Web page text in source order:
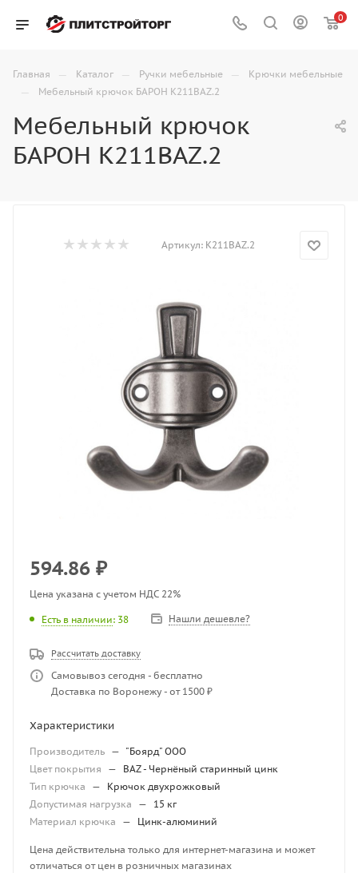
0
Главная — Каталог — Ручки мебельные — Крючки мебельные
— Мебельный крючок БАРОН K211BAZ.2
Мебельный крючок
БАРОН K211BAZ.2
Артикул: K211BAZ.2
594.86 ₽
Цена указана с учетом НДС 22%
Есть в наличии: 38 Нашли дешевле?
Рассчитать доставку
Самовывоз сегодня - бесплатно
Доставка по Воронежу - от 1500 ₽
Характеристики
Производитель — "Боярд" ООО
Цвет покрытия
—
BAZ - Чернёный старинный цинк
Тип крючка
—
Крючок двухрожковый
Допустимая нагрузка
—
15 кг
Материал крючка
— Цинк-алюминий
Цена действительна только для интернет-магазина и может
отличаться от цен в розничных магазинах